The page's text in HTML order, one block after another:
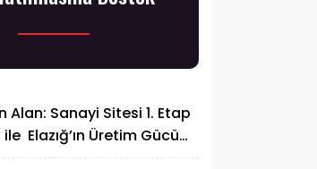
Alan: Sanayi Sitesi 1. Etap
Elazığ’ın Üretim Gücü